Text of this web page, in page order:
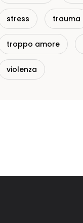
stress trauma
troppo amore
violenza